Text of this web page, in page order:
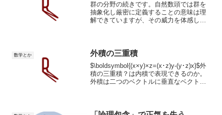
群の分野の続きです。自然数頭では群を
抽象化し厳密に定義することの意味は理
解できていますが、その威力を体感して
群の定義を簡単におさらい...
数学とか 外積の三重積
$\boldsymbol{(x×y)×z=(x･z)y-(y･z)x}$外
積の三重積？は内積で表現できるのか。
外積は二つのベクトルに垂直なベクトル